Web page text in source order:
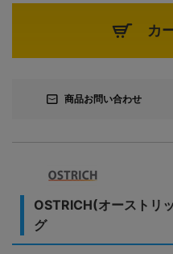
カ
商品お問い合わせ
OSTRICH(オーストリ
グ